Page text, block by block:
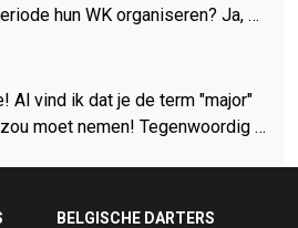
hun WK organiseren? Ja, he
Al vind ik dat je de term "major"
moet nemen! Tegenwoordig n
en 20 minuten hebt tussen halv
BELGISCHE DARTERS